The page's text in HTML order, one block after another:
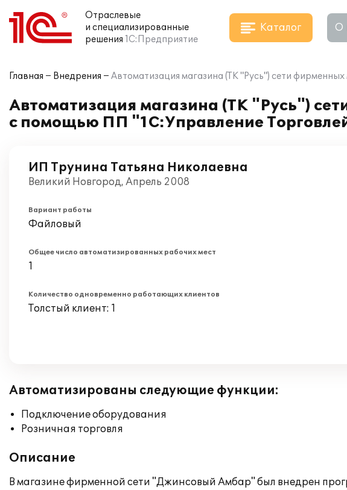
Отраслевые
и специализированные
решения 1С:Предприятие
Каталог О
Главная Внедрения Автоматизация магазина (ТК "Русь") сети
Автоматизация магазина (ТК "Русь")
с помощью ПП "1С:Управление
ИП Трунина Татьяна Николаевна
Великий Новгород, Апрель 2008
Вариант работы
Файловый
Общее число автоматизированных рабочих мест
1
Количество одновременно работающих клиентов
Толстый клиент: 1
Автоматизированы следующие функции:
Подключение оборудования
Розничная торговля
Описание
В магазине фирменной сети "Джинсовый Амбар" был внедрен